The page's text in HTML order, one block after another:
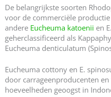
De belangrijkste soorten
voor de commerciële
andere Eucheuma katoenii en
geherclassificeerd als
Eucheuma denticulatum
Eucheuma cottony en E.
door carrageenproducenten
hoeveelheden geoogst in